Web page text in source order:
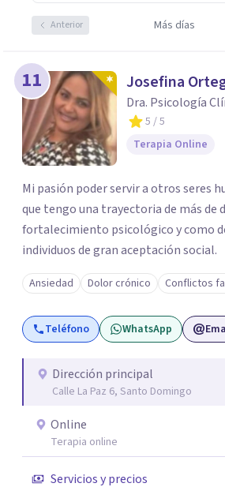
Anterior Más días
11 Josefina
Dra. Psicología
5 / 5
Terapia Online
Mi pasión poder servir a otros seres
que tengo una trayectoria de más de
fortalecimiento psicológico y como
individuos de gran aceptación social.
Ansiedad Dolor crónico Conflictos
Teléfono WhatsApp
Dirección principal
Calle La Paz 6, Santo Domingo
Online
Terapia online
Servicios y precios